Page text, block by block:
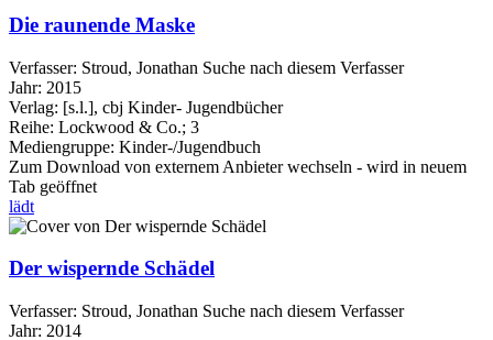
Die raunende Maske
Verfasser: Stroud, Jonathan Suche nach diesem Verfasser
Jahr: 2015
Verlag: [s.l.], cbj Kinder- Jugendbücher
Reihe: Lockwood & Co.; 3
Mediengruppe: Kinder-/Jugendbuch
Zum Download von externem Anbieter wechseln - wird in neuem
Tab geöffnet
lädt
Der wispernde Schädel
Verfasser: Stroud, Jonathan Suche nach diesem Verfasser
Jahr: 2014